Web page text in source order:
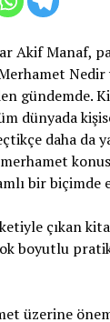
Akif Manaf,
gündemde.
dünyada
daha da
bir biçimde
çıkan
boyutlu
üzerine